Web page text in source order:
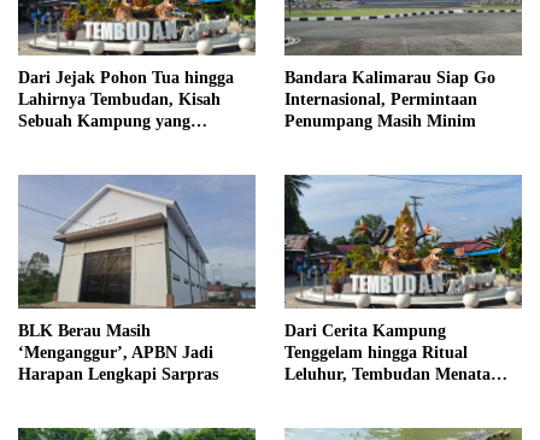
Dari Jejak Pohon Tua hingga
Lahirnya Tembudan, Kisah
Sebuah Kampung yang
Bandara Kalimarau Siap Go
Internasional, Permintaan
Penumpang Masih Minim
BLK Berau Masih
‘Menganggur’, APBN Jadi
Harapan Lengkapi Sarpras
Dari Cerita Kampung
Tenggelam hingga Ritual
Leluhur, Tembudan Menata